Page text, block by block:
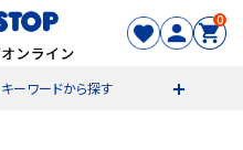
0
キーワードから探す